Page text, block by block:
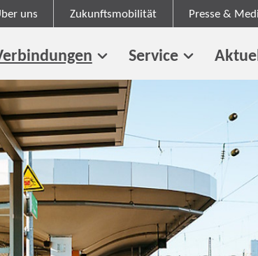
uns Zukunftsmobilität Presse &
Service